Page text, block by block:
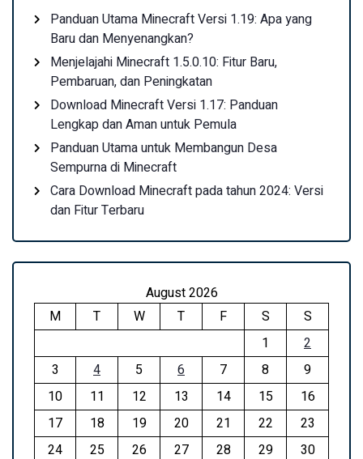
Panduan Utama Minecraft Versi 1.19: Apa yang
Baru dan Menyenangkan?
Menjelajahi Minecraft 1.5.0.10: Fitur Baru,
Pembaruan, dan Peningkatan
Download Minecraft Versi 1.17: Panduan
Lengkap dan Aman untuk Pemula
Panduan Utama untuk Membangun Desa
Sempurna di Minecraft
Cara Download Minecraft pada tahun 2024: Versi
dan Fitur Terbaru
August 2026
M
T W T F S
S
1
2
3
4 5 6 7 8
9
10
11 12 13 14 15
16
17
18 19 20 21 22
23
24
25 26 27 28 29
30